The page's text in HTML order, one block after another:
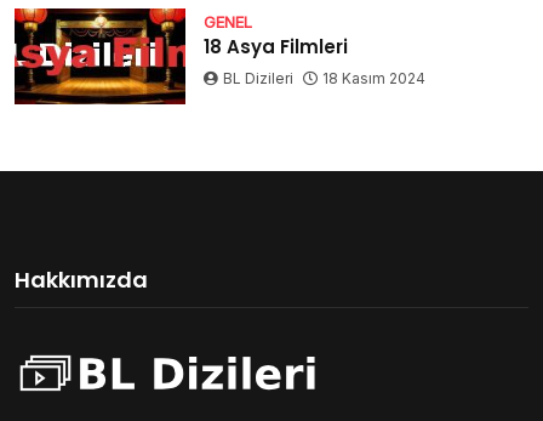
GENEL
18 Asya Filmleri
BL Dizileri 18 Kasım 2024
Hakkımızda